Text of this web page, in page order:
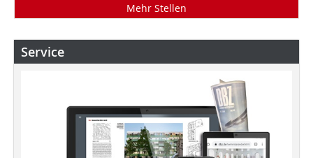
Mehr Stellen
Service